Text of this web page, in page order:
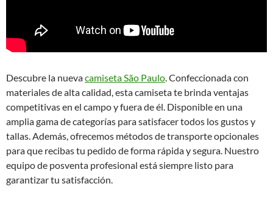
Descubre la nuevacamiseta São Paulo. Confeccionada con
materiales de alta calidad, esta camiseta te brinda ventajas
competitivas en el campo y fuera de él. Disponible en una
amplia gama de categorías para satisfacer todos los gustos y
tallas. Además, ofrecemos métodos de transporte opcionales
para que recibas tu pedido de forma rápida y segura. Nuestro
equipo de posventa profesional está siempre listo para
garantizar tu satisfacción.